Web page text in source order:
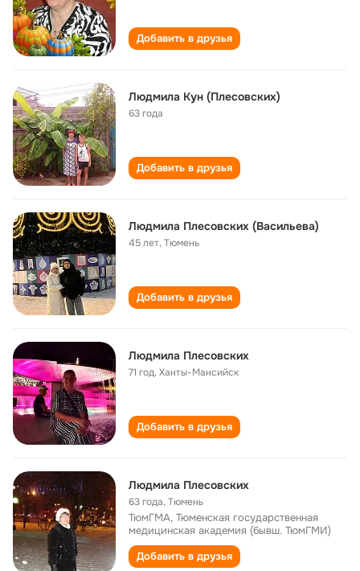
Добавить в друзья
Людмила Кун (Плесовских)
63 года
Добавить в друзья
Людмила Плесовских (Васильева)
45 лет,Тюмень
Добавить в друзья
Людмила Плесовских
71 год,Ханты-Мансийск
Добавить в друзья
Людмила Плесовских
63 года,Тюмень
ТюмГМА, Тюменская государственная
медицинская академия (бывш. ТюмГМИ)
Добавить в друзья